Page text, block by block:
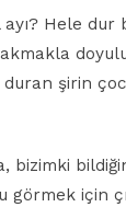
Hele
şirin
bizimki
için